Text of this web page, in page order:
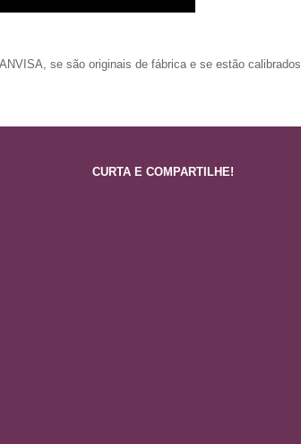
se são originais de fábrica e se estão calibrados
CURTA E COMPARTILHE!